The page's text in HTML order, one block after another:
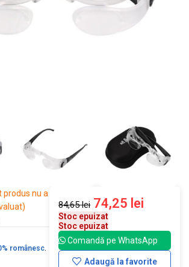
produs nu a
românesc.
84,65lei 74,25 lei
Stoc epuizat
Stoc epuizat
Comandă pe WhatsApp
Adaugă la favorite